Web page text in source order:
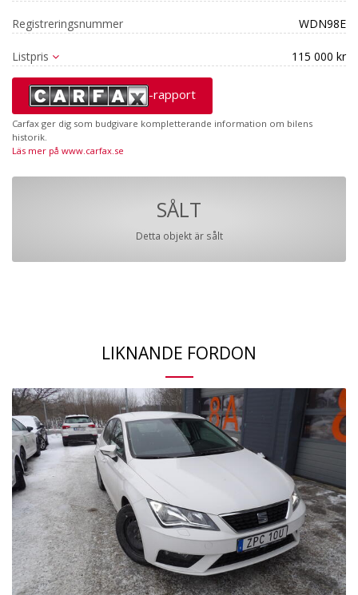
Registreringsnummer WDN98E
Listpris 115 000 kr
-rapport
Carfax ger dig som budgivare kompletterande information om bilens
historik.
Läs mer på www.carfax.se
SÅLT
Detta objekt är sålt
LIKNANDE FORDON